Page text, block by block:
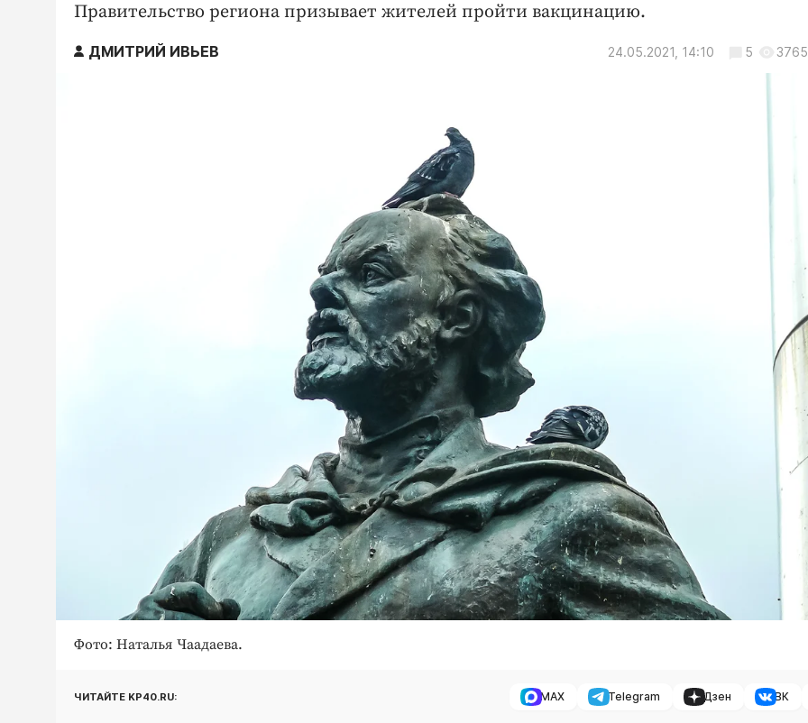
Правительство региона призывает жителей пройти вакцинацию.
ДМИТРИЙ ИВЬЕВ 24.05.2021, 14:10 5 3765
Фото: Наталья Чаадаева.
ЧИТАЙТЕ KP40.RU: MAX Telegram Дзен ВК